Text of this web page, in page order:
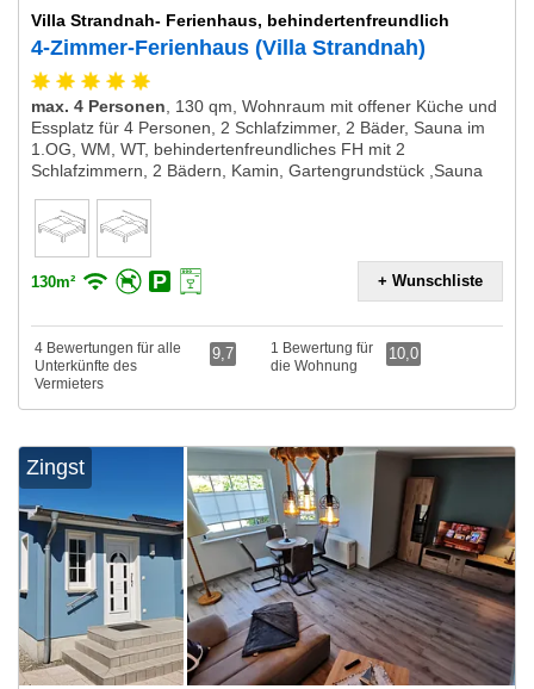
Villa Strandnah- Ferienhaus, behindertenfreundlich
4-Zimmer-Ferienhaus (Villa Strandnah)
max. 4 Personen
130 qm, Wohnraum mit offener Küche und
Essplatz für 4 Personen, 2 Schlafzimmer, 2 Bäder, Sauna im
1.OG, WM, WT, behindertenfreundliches FH mit 2
Schlafzimmern, 2 Bädern, Kamin, Gartengrundstück ,Sauna
130m² + Wunschliste
4 Bewertungen für alle
Unterkünfte des
Vermieters
9,7
1 Bewertung für
die Wohnung
10,0
Zingst